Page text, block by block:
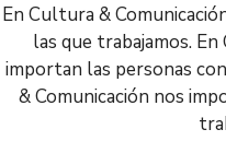
En Cultura &
las que trabajamos.
importan las personas
& Comunicación nos